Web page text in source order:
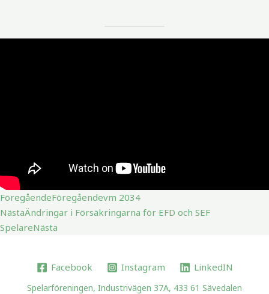
FöregåendeFöregåendevm 2034
NästaÄndringar i Försäkringarna för EFD och SEF
SpelareNästa
Facebook Instagram LinkedIN
Spelarföreningen, Industrivägen 37A, 433 61 Sävedalen